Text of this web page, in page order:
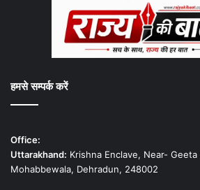
हमसे सम्पर्क करें
Office:
Uttarakhand: Krishna Enclave, Near-
Mohabbewala, Dehradun, 248002